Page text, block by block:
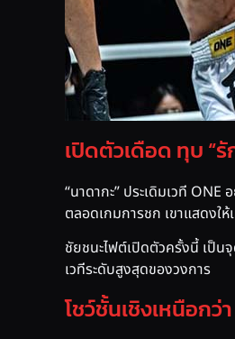
เปิดตัวเดือด ทุบ “
“นาดากะ” ประเดิมเวที
ตลอดเกมการชก เขาแสดงใ
ชัยชนะไฟต์เปิดตัวครั้งนี้ เป็น
เวทีระดับสูงสุดของวงการ
โชว์ชั้นเชิงเหนือก